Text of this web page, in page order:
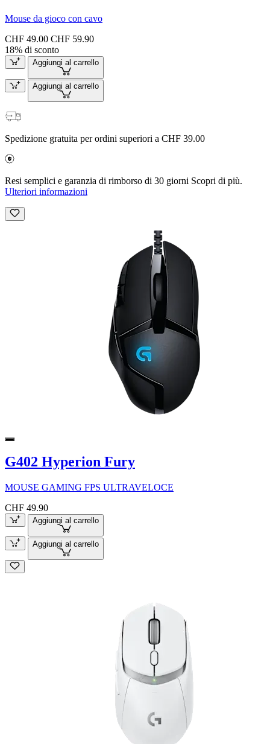
Mouse da gioco con cavo
CHF 49.00 CHF 59.90
18% di sconto
Aggiungi al carrello
Aggiungi al carrello
Spedizione gratuita per ordini superiori a CHF 39.00
Resi semplici e garanzia di rimborso di 30 giorni Scopri di più.
Ulteriori informazioni
G402 Hyperion Fury
MOUSE GAMING FPS ULTRAVELOCE
CHF 49.90
Aggiungi al carrello
Aggiungi al carrello